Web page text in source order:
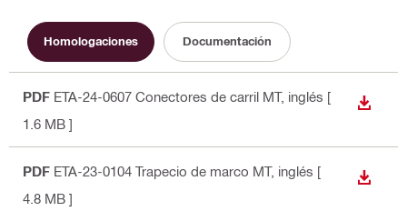
Homologaciones Documentación
PDF ETA-24-0607 Conectores de carril MT, inglés [
1.6 MB ]
PDF ETA-23-0104 Trapecio de marco MT, inglés [
4.8 MB ]